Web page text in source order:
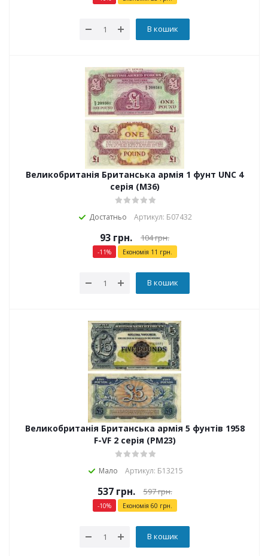
В кошик
Великобританія Британська армія 1 фунт UNC 4
серія (M36)
Достатньо Артикул: Б07432
93 грн. 104грн.
-11% Економія 11 грн.
В кошик
Великобританія Британська армія 5 фунтів 1958
F-VF 2 серія (PM23)
Мало Артикул: Б13215
537грн. 597грн.
-10% Економія 60 грн.
В кошик